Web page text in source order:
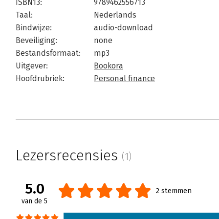
ISBN13:
9789462556713
Taal:
Nederlands
Bindwijze:
audio-download
Beveiliging:
none
Bestandsformaat:
mp3
Uitgever:
Bookora
Hoofdrubriek:
Personal finance
Lezersrecensies (1)
5.0
van de 5
2 stemmen